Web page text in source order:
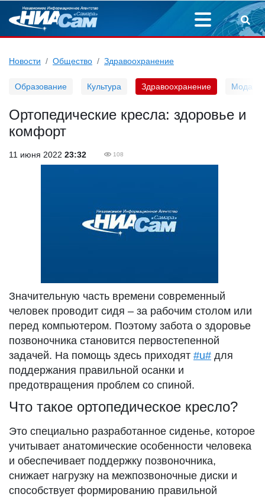
Новости Общество Здравоохранение
Образование Культура Здравоохранение Мода
Ортопедические кресла: здоровье и
комфорт
11 июня 2022 23:32 108
Значительную часть времени современный
человек проводит сидя – за рабочим столом или
перед компьютером. Поэтому забота о здоровье
позвоночника становится первостепенной
задачей. На помощь здесь приходят #u# для
поддержания правильной осанки и
предотвращения проблем со спиной.
Что такое ортопедическое кресло?
Это специально разработанное сиденье, которое
учитывает анатомические особенности человека
и обеспечивает поддержку позвоночника,
снижает нагрузку на межпозвоночные диски и
способствует формированию правильной